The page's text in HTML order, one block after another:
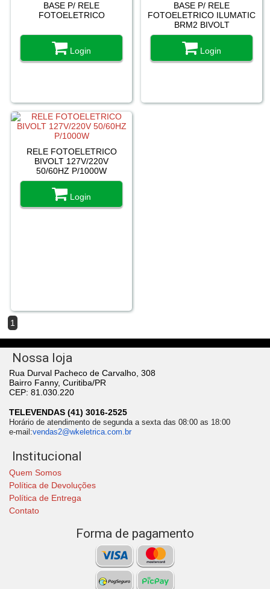
BASE P/ RELE
FOTOELETRICO
Login
BASE P/ RELE
FOTOELETRICO ILUMATIC
BRM2 BIVOLT
Login
RELE FOTOELETRICO
BIVOLT 127V/220V
50/60HZ P/1000W
Login
1
Nossa loja
Rua Durval Pacheco de Carvalho, 308
Bairro Fanny, Curitiba/PR
CEP: 81.030.220
TELEVENDAS (41) 3016-2525
Horário de atendimento de segunda a sexta das 08:00 as 18:00
e-mail:vendas2@wkeletrica.com.br
Institucional
Quem Somos
Política de Devoluções
Política de Entrega
Contato
Forma de pagamento